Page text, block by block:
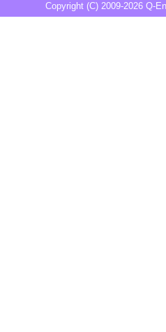
Copyright (C) 2009-2026 Q-